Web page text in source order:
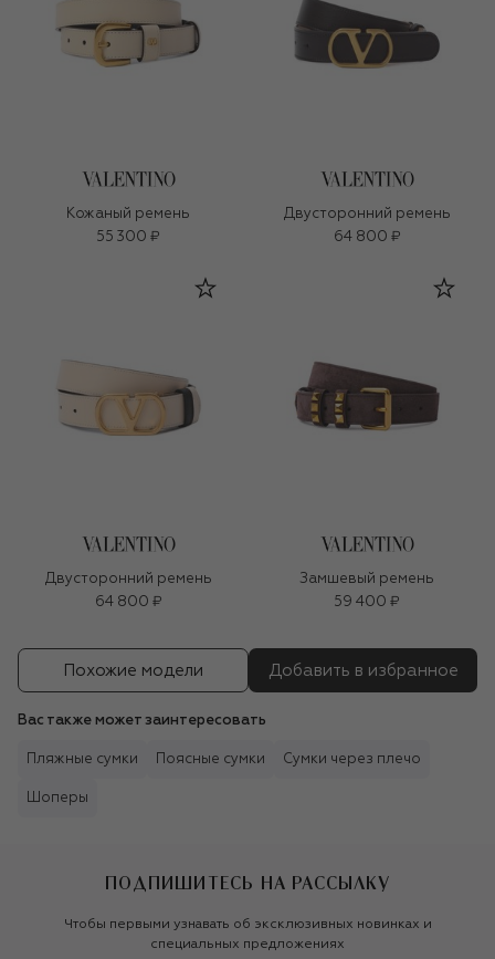
Кожаный ремень
55 300 ₽
Двусторонний ремень
64 800 ₽
Двусторонний ремень
64 800 ₽
Замшевый ремень
59 400 ₽
Похожие модели Добавить в избранное
Вас также может заинтересовать
Пляжные сумки Поясные сумки Сумки через плечо
Шоперы
ПОДПИШИТЕСЬ НА РАССЫЛКУ
Чтобы первыми узнавать об эксклюзивных новинках и
специальных предложениях